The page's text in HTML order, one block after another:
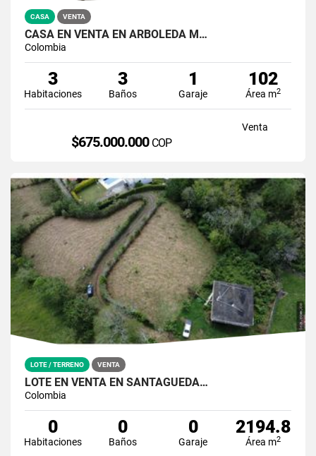
CASA VENTA
CASA EN VENTA EN ARBOLEDA M…
Colombia
3
Habitaciones
3
Baños
1
Garaje
102
Área m2
Venta
$675.000.000 COP
LOTE / TERRENO VENTA
LOTE EN VENTA EN SANTÁGUEDA…
Colombia
0
Habitaciones
0
Baños
0
Garaje
2194.8
Área m2